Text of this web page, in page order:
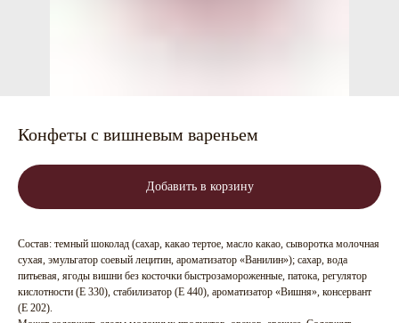
Конфеты с вишневым вареньем
Добавить в корзину
Состав: темный шоколад (сахар, какао тертое, масло какао, сыворотка молочная
сухая, эмульгатор соевый лецитин, ароматизатор «Ванилин»); сахар, вода
питьевая, ягоды вишни без косточки быстрозамороженные, патока, регулятор
кислотности (Е 330), стабилизатор (Е 440), ароматизатор «Вишня», консервант
(Е 202).